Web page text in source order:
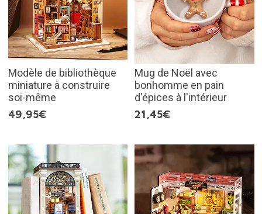
Modèle de bibliothèque
miniature à construire
soi-même
49,95€
Mug de Noël avec
bonhomme en pain
d'épices à l'intérieur
21,45€